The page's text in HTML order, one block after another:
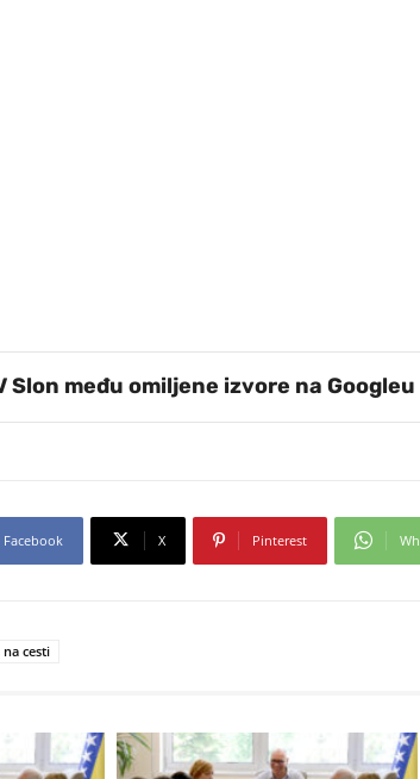
Slon među omiljene izvore na Googleu
Facebook X Pinterest
cesti